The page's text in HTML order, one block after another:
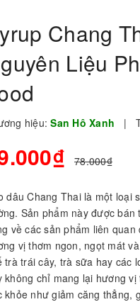
Chang
Liệu
hiệu: San Hô Xanh |
78.000₫
dâu Chang Thai là một loại
Sản phẩm này được bán
về các sản phẩm liên
vị thơm ngon, ngọt mát
trà trái cây, trà sữa hay các
không chỉ mang lại hương
khỏe như giảm căng thẳng,